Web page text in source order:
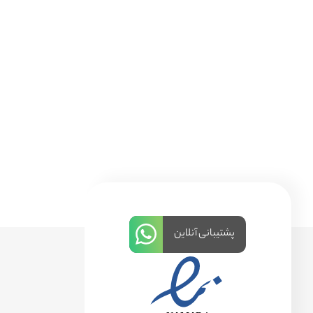
پشتیبانی آنلاین